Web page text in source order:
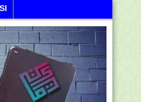
Kamis, 06 Agustus 2026